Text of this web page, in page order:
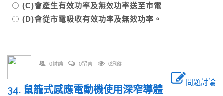
(C)會產生有效功率及無效功率送至市電
(D)會從市電吸收有效功率及無效功率。
0討論 0留言 0追蹤
問題討論
34. 鼠籠式感應電動機使用深窄導體